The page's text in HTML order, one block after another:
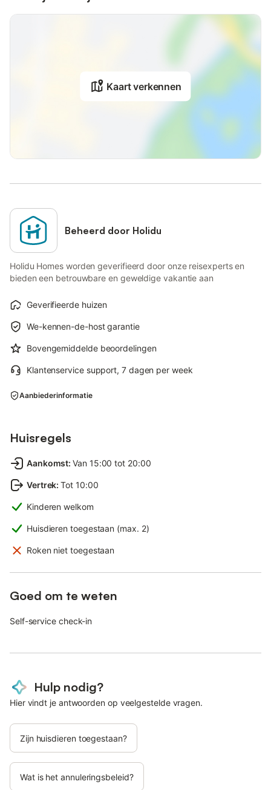
Kaart verkennen
Beheerd door Holidu
Holidu Homes worden geverifieerd door onze reisexperts en
bieden een betrouwbare en geweldige vakantie aan
Geverifieerde huizen
We-kennen-de-host garantie
Bovengemiddelde beoordelingen
Klantenservice support, 7 dagen per week
Aanbiederinformatie
Huisregels
Aankomst: Van 15:00 tot 20:00
Vertrek: Tot 10:00
Kinderen welkom
Huisdieren toegestaan (max. 2)
Roken niet toegestaan
Goed om te weten
Self-service check-in
Hulp nodig?
Hier vindt je antwoorden op veelgestelde vragen.
Zijn huisdieren toegestaan?
Wat is het annuleringsbeleid?